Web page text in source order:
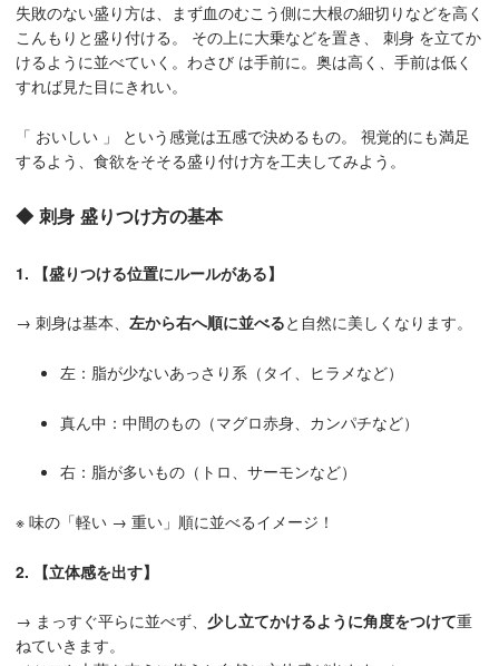
失敗のない盛り方は、まず血のむこう側に大根の細切りなどを高く
こんもりと盛り付ける。 その上に大乗などを置き、 刺身 を立てか
けるように並べていく。わさび は手前に。奥は高く、手前は低く
すれば見た目にきれい。
「 おいしい 」 という感覚は五感で決めるもの。 視覚的にも満足
するよう、食欲をそそる盛り付け方を工夫してみよう。
◆ 刺身 盛りつけ方の基本
1. 【盛りつける位置にルールがある】
→ 刺身は基本、 左から右へ順に並べると自然に美しくなります。
左：脂が少ないあっさり系（タイ、ヒラメなど）
真ん中：中間のもの（マグロ赤身、カンパチなど）
右：脂が多いもの（トロ、サーモンなど）
※ 味の「軽い → 重い」順に並べるイメージ！
2. 【立体感を出す】
→ まっすぐ平らに並べず、 少し立てかけるように角度をつけて重
ねていきます。